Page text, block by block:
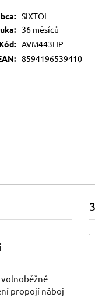
SIXTOL
36 měsíců
Kód: AVM443HP
8594196539410
volnoběžné
propojí náboj